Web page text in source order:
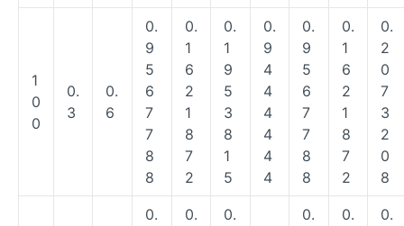
1
0
0
0.
3
0.
6
0.
9
5
6
7
7
8
8
0.
1
6
2
1
8
7
2
0.
1
9
5
3
8
1
5
0.
9
4
4
4
4
4
4
0.
9
5
6
7
7
8
8
0.
1
6
2
1
8
7
2
0.
2
0
7
3
2
0
8
0.
0.
0.
0.
0.
0.